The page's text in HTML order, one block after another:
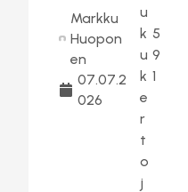
Markku
Huopon
en
07.07.2
026
u
k
u
k
e
r
t
o
j
5
9
1